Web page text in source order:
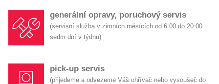
generální opravy, poruchový servis
(servisní služba v zimních měsících od 6:00 do 20:00
sedm dní v týdnu)
pick-up servis
(přijedeme a odvezeme Váš ohřívač nebo vysoušeč do